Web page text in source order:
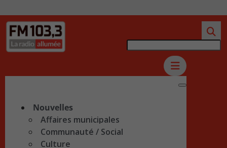
Nouvelles
Affaires municipales
Communauté / Social
Culture